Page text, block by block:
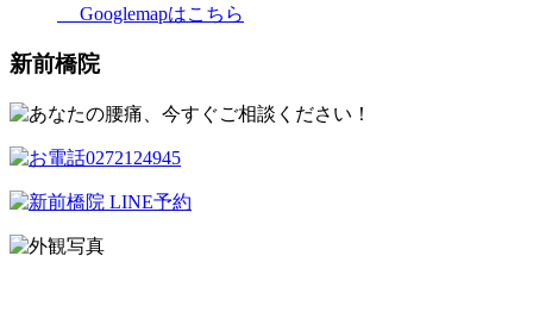
Googlemapはこちら
新前橋院